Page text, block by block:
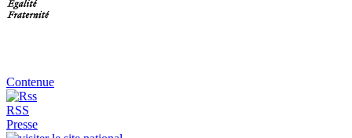
Contenue
RSS
Presse